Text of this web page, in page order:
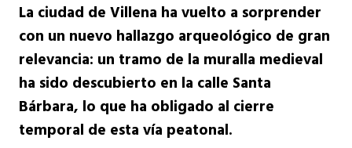
La ciudad de Villena ha vuelto a sorprender
con un nuevo hallazgo arqueológico de gran
relevancia: un tramo de la muralla medieval
ha sido descubierto en la calle Santa
Bárbara, lo que ha obligado al cierre
temporal de esta vía peatonal.